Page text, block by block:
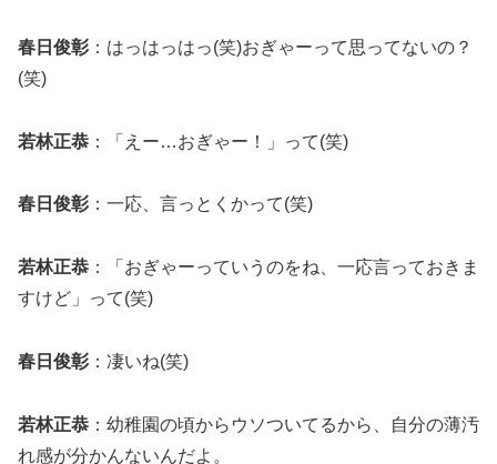
春日俊彰 ：はっはっはっ(笑)おぎゃーって思ってないの？
(笑)
若林正恭 ：「えー…おぎゃー！」って(笑)
春日俊彰 ：一応、言っとくかって(笑)
若林正恭 ：「おぎゃーっていうのをね、一応言っておきま
すけど」って(笑)
春日俊彰 ：凄いね(笑)
若林正恭 ：幼稚園の頃からウソついてるから、自分の薄汚
れ感が分かんないんだよ。